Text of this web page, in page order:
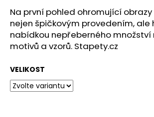
hvězdiček.
Na první pohled ohromující
nejen špičkovým provedením, ale
nabídkou nepřeberného množství
motivů a vzorů. Stapety.cz
VELIKOST
HLEDAT
D
o
p